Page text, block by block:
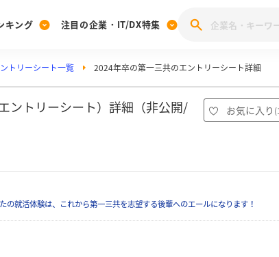
[27卒] 本選考体験記投稿キャンペーン
キング
みんなのDX企業就職ブランド調査
み
注目の企業・IT/DX特集
研究
トリーシート一覧 2024年卒の第一三共のエントリーシート詳細
ントリーシート）詳細（非公開/
お気に入り (
就活体験は、これから第一三共を志望する後輩へのエールになります！